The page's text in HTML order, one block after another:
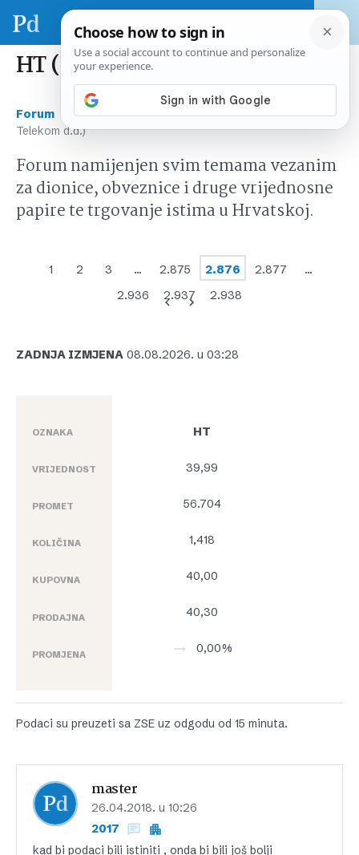
HT (Hrvatski Telekom d.d.)
Forum Tržište kapitala Hrvatska ›
HT (Hrvatski
Telekom d.d.)
Forum namijenjen svim temama vezanim
za dionice, obveznice i druge vrijednosne
papire te trgovanje istima u Hrvatskoj.
1 2 3 … 2.875 2.876 2.877
…
2.936
2.937 2.938
ZADNJA IZMJENA 08.08.2026. u 03:28
OZNAKA
VRIJEDNOST
PROMET
KOLIČINA
KUPOVNA
PRODAJNA
PROMJENA
HT
39,99
56.704
1,418
40,00
40,30
0,00%
Podaci su preuzeti sa ZSE uz odgodu od 15 minuta.
master
26.04.2018. u 10:26
2017
kad bi podaci bili istiniti , onda bi bili još bolji